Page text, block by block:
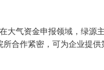
大气资金申报领域，绿源
合作紧密，可为企业提供